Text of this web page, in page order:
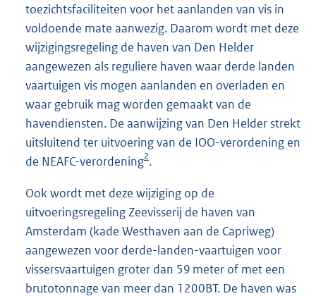
toezichtsfaciliteiten voor het aanlanden van vis in
voldoende mate aanwezig. Daarom wordt met deze
wijzigingsregeling de haven van Den Helder
aangewezen als reguliere haven waar derde landen
vaartuigen vis mogen aanlanden en overladen en
waar gebruik mag worden gemaakt van de
havendiensten. De aanwijzing van Den Helder strekt
uitsluitend ter uitvoering van de IOO-verordening en
de NEAFC-verordening2.
Ook wordt met deze wijziging op de
uitvoeringsregeling Zeevisserij de haven van
Amsterdam (kade Westhaven aan de Capriweg)
aangewezen voor derde-landen-vaartuigen voor
vissersvaartuigen groter dan 59 meter of met een
brutotonnage van meer dan 1200BT. De haven was